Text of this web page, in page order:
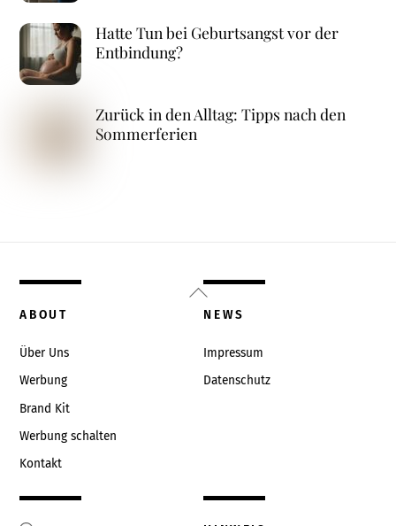
Hatte Tun bei Geburtsangst vor der
Entbindung?
Zurück in den Alltag: Tipps nach den
Sommerferien
Back
To
ABOUT
Über Uns
Werbung
Brand Kit
Werbung schalten
Kontakt
NEWS
Impressum
Datenschutz